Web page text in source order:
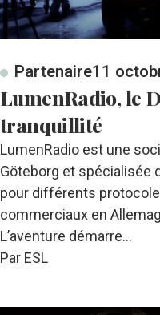
Partenaire11
LumenRadio, le
tranquillité
LumenRadio est une
Göteborg et spécialisée
pour différents
commerciaux en
L’aventure démarre…
Par ESL